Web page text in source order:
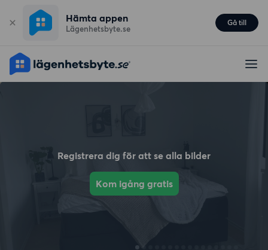
Hämta appen
Lägenhetsbyte.se
Gå till
Registrera dig för att se alla bilder
Kom igång gratis